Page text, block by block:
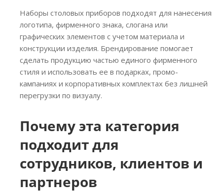
Наборы столовых приборов подходят для нанесения
логотипа, фирменного знака, слогана или
графических элементов с учетом материала и
конструкции изделия. Брендирование помогает
сделать продукцию частью единого фирменного
стиля и использовать ее в подарках, промо-
кампаниях и корпоративных комплектах без лишней
перегрузки по визуалу.
Почему эта категория
подходит для
сотрудников, клиентов и
партнеров